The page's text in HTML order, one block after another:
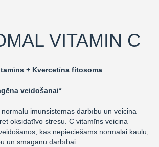
VITAMIN C
+ Kvercetīna fitosoma
veidošanai*
imūnsistēmas darbību un veicina
oksidatīvo stresu. C vitamīns veicina
kas nepieciešams normālai kaulu,
un smaganu darbībai.